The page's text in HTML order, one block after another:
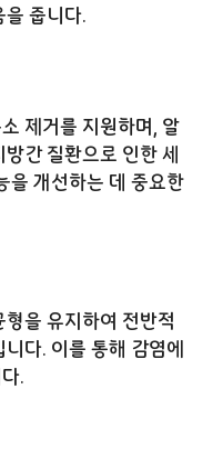
을 줍니다.
제거를 지원하며, 알
간 질환으로 인한 세
을 개선하는 데 중요한
을 유지하여 전반적
다. 이를 통해 감염에
.